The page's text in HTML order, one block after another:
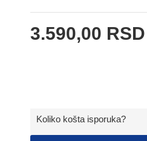
3.590,00 RSD
Koliko košta isporuka?